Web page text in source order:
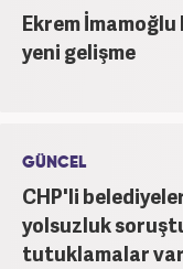
Ekrem İmamoğlu
yeni gelişme
GÜNCEL
CHP'li
yolsuzluk
tutuklamalar